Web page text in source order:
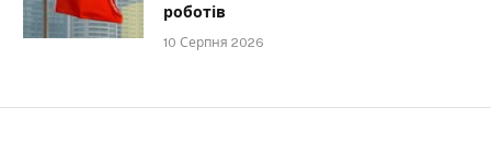
роботів
10 Серпня 2026